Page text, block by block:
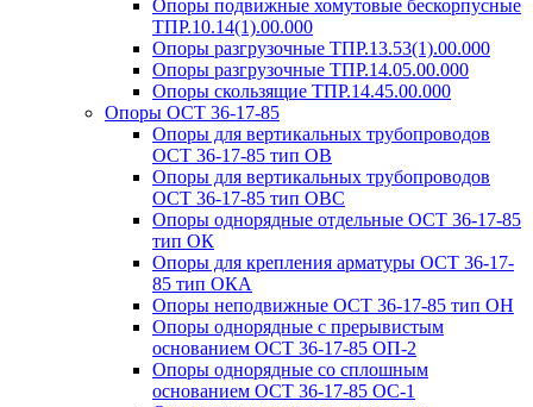
Опоры подвижные хомутовые бескорпусные
ТПР.10.14(1).00.000
Опоры разгрузочные ТПР.13.53(1).00.000
Опоры разгрузочные ТПР.14.05.00.000
Опоры скользящие ТПР.14.45.00.000
Опоры ОСТ 36-17-85
Опоры для вертикальных трубопроводов
ОСТ 36-17-85 тип ОВ
Опоры для вертикальных трубопроводов
ОСТ 36-17-85 тип ОВС
Опоры однорядные отдельные ОСТ 36-17-85
тип ОК
Опоры для крепления арматуры ОСТ 36-17-
85 тип ОКА
Опоры неподвижные ОСТ 36-17-85 тип ОН
Опоры однорядные с прерывистым
основанием ОСТ 36-17-85 ОП-2
Опоры однорядные со сплошным
основанием ОСТ 36-17-85 ОС-1